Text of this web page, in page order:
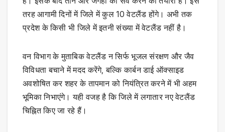
तरह आगामी दिनों में जिले में कुल 10 वेटलैंड होंगे। अभी तक
प्रदेश के किसी भी जिले में इतनी संख्या में वेटलैंड नहीं है।
वन विभाग के मुताबिक वेटलैंड न सिर्फ भूजल संरक्षण और जैव
विविधता बचाने में मदद करेंगे, बल्कि कार्बन डाई ऑक्साइड
अवशोषित कर शहर के तापमान को नियंत्रित करने में भी अहम
भूमिका निभाएंगे। यही वजह है कि जिले में लगातार नए वेटलैंड
चिह्नित किए जा रहे हैं।